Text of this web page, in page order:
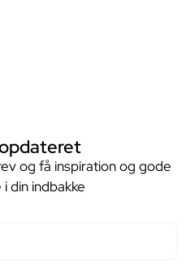
og få inspiration og gode
din indbakke